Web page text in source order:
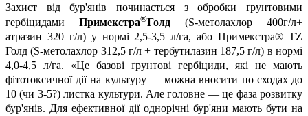
Захист від бур'янів починається з обробки ґрунтовими
гербіцидами Примекстра®Голд (S-метолахлор 400г/л+
атразин 320 г/л) у нормі 2,5-3,5 л/га, або Примекстра® TZ
Голд (S-метолахлор 312,5 г/л + тербутилазин 187,5 г/л) в нормі
4,0-4,5 л/га. «Це базові ґрунтові гербіциди, які не мають
фітотоксичної дії на культуру — можна вносити по сходах до
10 (чи 3-5?) листка культури. Але головне — це фаза розвитку
бур'янів. Для ефективної дії однорічні бур'яни мають бути на